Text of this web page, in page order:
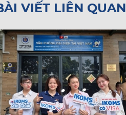
VIẾT LIÊN QUAN